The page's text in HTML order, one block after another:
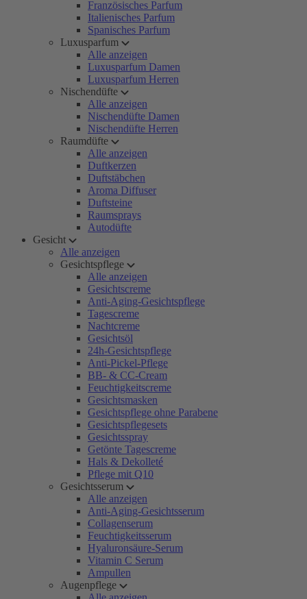
Französisches Parfum
Italienisches Parfum
Spanisches Parfum
Luxusparfum
Alle anzeigen
Luxusparfum Damen
Luxusparfum Herren
Nischendüfte
Alle anzeigen
Nischendüfte Damen
Nischendüfte Herren
Raumdüfte
Alle anzeigen
Duftkerzen
Duftstäbchen
Aroma Diffuser
Duftsteine
Raumsprays
Autodüfte
Gesicht
Alle anzeigen
Gesichtspflege
Alle anzeigen
Gesichtscreme
Anti-Aging-Gesichtspflege
Tagescreme
Nachtcreme
Gesichtsöl
24h-Gesichtspflege
Anti-Pickel-Pflege
BB- & CC-Cream
Feuchtigkeitscreme
Gesichtsmasken
Gesichtspflege ohne Parabene
Gesichtspflegesets
Gesichtsspray
Getönte Tagescreme
Hals & Dekolleté
Pflege mit Q10
Gesichtsserum
Alle anzeigen
Anti-Aging-Gesichtsserum
Collagenserum
Feuchtigkeitsserum
Hyaluronsäure-Serum
Vitamin C Serum
Ampullen
Augenpflege